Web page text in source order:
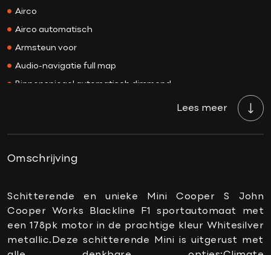
Kleur
Interieurkleur
Acceleratie 0-100
Bekleding
BTW/Marge Marge
Vermogen 178 PK
Topsnelheid
Onderhoudsboekje
aanwezig?
Ja, dealeronderhouden
Gemiddeld verbruik 6.1 L/100KM
Airco
Airco automatisch
Armsteun voor
Audio-navigatie full map
Binnenspiegel automatisch dimmend
Hoofdsteunen voor
Lederen stuurwiel
Multimedia-voorbereiding
Navigatiesysteem
Lees meer
Omschrijving
Schitterende en unieke Mini Cooper S John
Cooper Works Blackline F1 sportautomaat met
een 178pk motor in de prachtige kleur Whitesilver
metallic.Deze schitterende Mini is uitgerust met